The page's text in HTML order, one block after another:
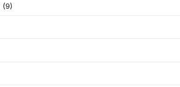
(9)